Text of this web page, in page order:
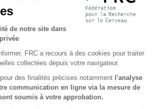
les réseaux sociaux
Partenaires & Mécènes